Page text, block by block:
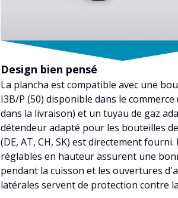
Design bien pensé
La plancha est compatible avec une
I3B/P (50) disponible dans le
dans la livraison) et un tuyau de gaz
détendeur adapté pour les bouteilles
(DE, AT, CH, SK) est directement fourni.
réglables en hauteur assurent une
pendant la cuisson et les ouvertures
latérales servent de protection contre